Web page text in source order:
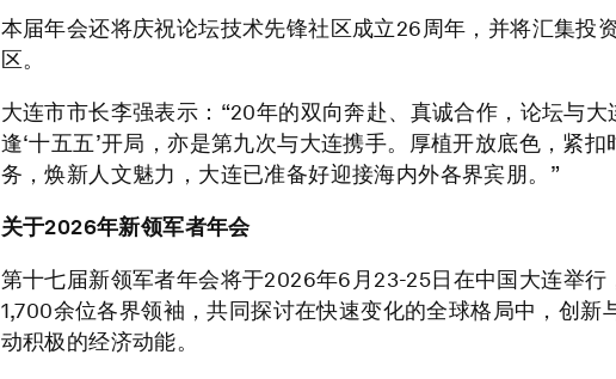
本届年会还将庆祝论坛技术先锋社区成立26周年，并将汇集投
区。
大连市市长李强表示：“20年的双向奔赴、真诚合作，论坛与
逢‘十五五’开局，亦是第九次与大连携手。厚植开放底色，紧
务，焕新人文魅力，大连已准备好迎接海内外各界宾朋。”
关于2026年新领军者年会
第十七届新领军者年会将于2026年6月23-25日在中国大连举行
1,700余位各界领袖，共同探讨在快速变化的全球格局中，创
动积极的经济动能。